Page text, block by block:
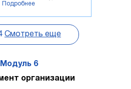
Подробнее
Смотреть еще
Модуль 6
организации